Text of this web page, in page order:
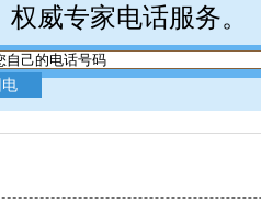
权威专家电话服务。